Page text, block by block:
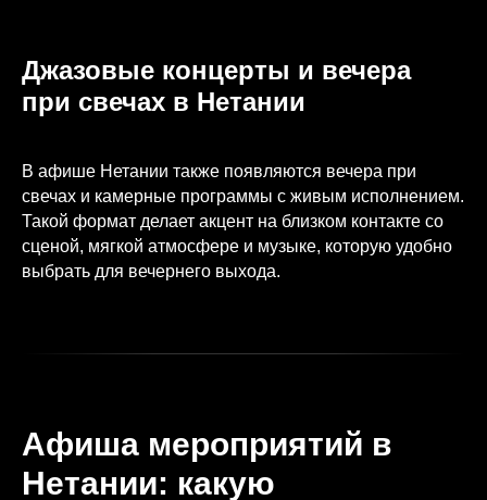
Джазовые концерты и вечера
при свечах в Нетании
В афише Нетании также появляются вечера при
свечах и камерные программы с живым исполнением.
Такой формат делает акцент на близком контакте со
сценой, мягкой атмосфере и музыке, которую удобно
выбрать для вечернего выхода.
Афиша мероприятий в
Нетании: какую